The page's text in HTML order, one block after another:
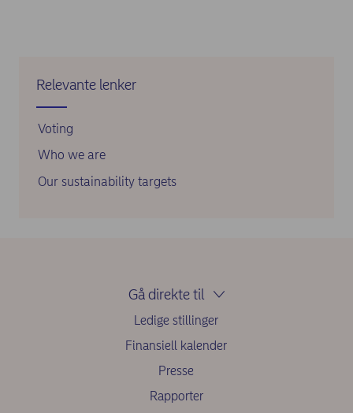
Relevante lenker
Voting
Who we are
Our sustainability targets
Gå direkte til
Ledige stillinger
Finansiell kalender
Presse
Rapporter